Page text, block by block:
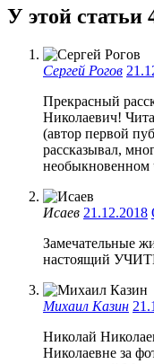
У этой статьи
Сергей Рогов
Прекрасный
Николаевич!
(автор первой
рассказывал,
необыкновенном
Исаев 21.12.2018
Замечательные
настоящий
Михаил Казин
Николай
Николаевне за